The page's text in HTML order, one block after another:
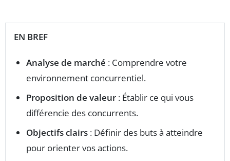
EN BREF
Analyse de marché : Comprendre votre
environnement concurrentiel.
Proposition de valeur : Établir ce qui vous
différencie des concurrents.
Objectifs clairs : Définir des buts à atteindre
pour orienter vos actions.